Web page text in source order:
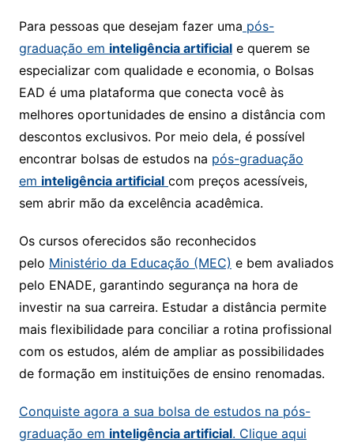
Para pessoas que desejam fazer uma pós-
graduação em inteligência artificiale querem se
especializar com qualidade e economia, o Bolsas
EAD é uma plataforma que conecta você às
melhores oportunidades de ensino a distância com
descontos exclusivos. Por meio dela, é possível
encontrar bolsas de estudos na pós-graduação
em inteligência artificial​ com preços acessíveis,
sem abrir mão da excelência acadêmica.
Os cursos oferecidos são reconhecidos
pelo Ministério da Educação (MEC) e bem avaliados
pelo ENADE, garantindo segurança na hora de
investir na sua carreira. Estudar a distância permite
mais flexibilidade para conciliar a rotina profissional
com os estudos, além de ampliar as possibilidades
de formação em instituições de ensino renomadas.
Conquiste agora a sua bolsa de estudos na pós-
graduação em inteligência artificial​. Clique aqui